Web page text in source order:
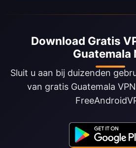
Download Gratis
Guatemala
Sluit u aan bij duizenden
van gratis Guatemala